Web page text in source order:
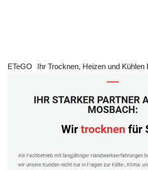
ETeGO Ihr Trocknen, Heizen und Kühlen